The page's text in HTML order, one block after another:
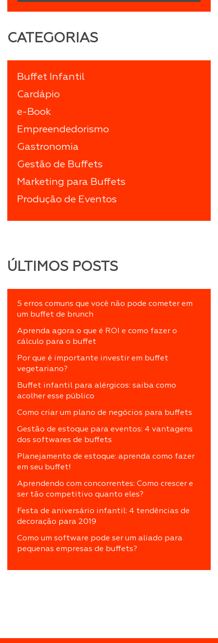
CATEGORIAS
Buffet Infantil
Cardápio
e-Book
Empreendedorismo
Gastronomia
Gestão de Buffets
Marketing para Buffets
Produção de Eventos
ÚLTIMOS POSTS
5 erros comuns que você não pode cometer em
um buffet de brunch
Aprenda agora o que é ROI e como fazer o
cálculo para o buffet
Por que é importante investir em buffet
vegetariano?
Buffet infantil para alérgicos: saiba como
acolher esse público
Como criar um plano de negócios para buffets
Gestão de estoque para eventos: 4 vantagens
dos softwares de buffets
Planejamento de estoque: aprenda como fazer
em seu buffet!
Aprendendo com concorrentes: Como crescer e
ser tão competitivo quanto eles?
Festa de aniversário infantil: 4 tendências de
decoração para 2019
Como um software pode ser um aliado para
pequenas empresas de buffets?